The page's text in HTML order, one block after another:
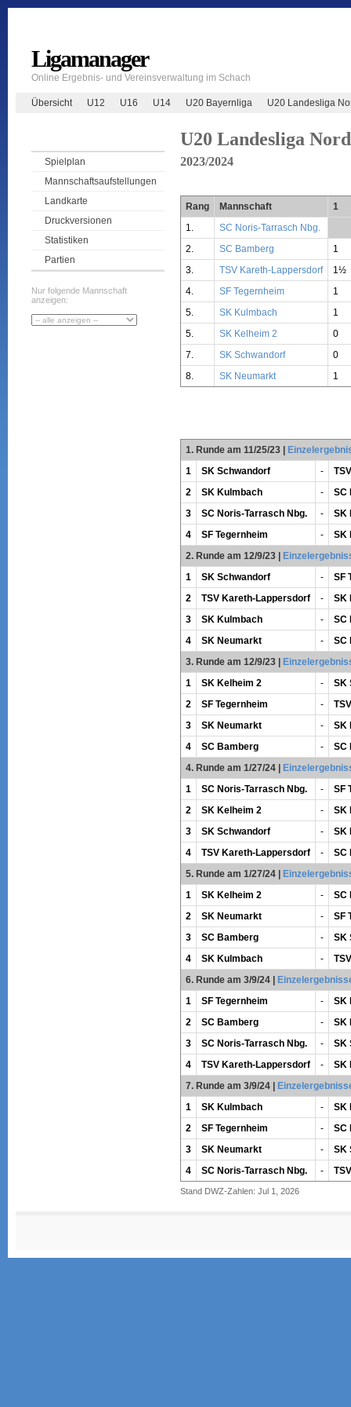
Ligamanager
Online Ergebnis- und Vereinsverwaltung im Schach
Übersicht U12 U16 U14 U20 Bayernliga U20 Landesliga
Spielplan
Mannschaftsaufstellungen
Landkarte
Druckversionen
Statistiken
Partien
Nur folgende Mannschaft
anzeigen:
U20 Landesliga Nord
2023/2024
Rang Mannschaft
1
1.
SC Noris-Tarrasch Nbg.
2.
SC Bamberg
1
3.
TSV Kareth-Lappersdorf
1½
4.
SF Tegernheim
1
5.
SK Kulmbach
1
5.
SK Kelheim 2
0
7.
SK Schwandorf
0
8.
SK Neumarkt 1
1. Runde am 11/25/23|
1
SK Schwandorf -
2
SK Kulmbach -
SC
3
SC Noris-Tarrasch Nbg. -
SK
4
SF Tegernheim -
SK
2. Runde am 12/9/23|
1
SK Schwandorf -
SF
2
TSV Kareth-Lappersdorf -
SK
3
SK Kulmbach -
SC
4
SK Neumarkt -
SC
3. Runde am 12/9/23|
1
SK Kelheim 2 -
SK
2
SF Tegernheim -
3
SK Neumarkt -
SK
4
SC Bamberg -
SC
4. Runde am 1/27/24|
1
SC Noris-Tarrasch Nbg. -
SF
2
SK Kelheim 2 -
SK
3
SK Schwandorf -
SK
4
TSV Kareth-Lappersdorf -
SC
5. Runde am 1/27/24|
1
SK Kelheim 2 -
SC
2
SK Neumarkt -
SF
3
SC Bamberg -
SK
4
SK Kulmbach -
6. Runde am 3/9/24|
1
SF Tegernheim -
SK
2
SC Bamberg -
SK
3
SC Noris-Tarrasch Nbg. -
SK
4
TSV Kareth-Lappersdorf -
SK
7. Runde am 3/9/24|
1
SK Kulmbach -
SK
2
SF Tegernheim -
SC
3
SK Neumarkt -
SK
4
SC Noris-Tarrasch Nbg. -
Stand DWZ-Zahlen: Jul 1, 2026